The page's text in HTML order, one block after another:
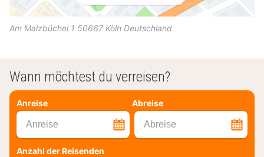
Am Malzbüchel 1 50667 Köln Deutschland
Wann möchtest du verreisen?
Anreise Abreise
Anreise Abreise
Anzahl der Reisenden